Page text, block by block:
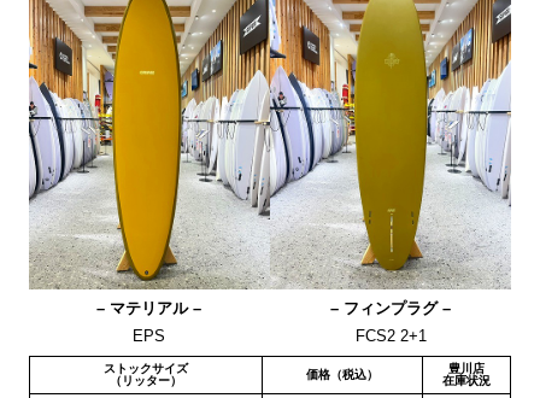
– マテリアル –
EPS
– フィンプラグ –
FCS2 2+1
ストックサイズ
（リッター）
価格（税込）
豊川店
在庫状況